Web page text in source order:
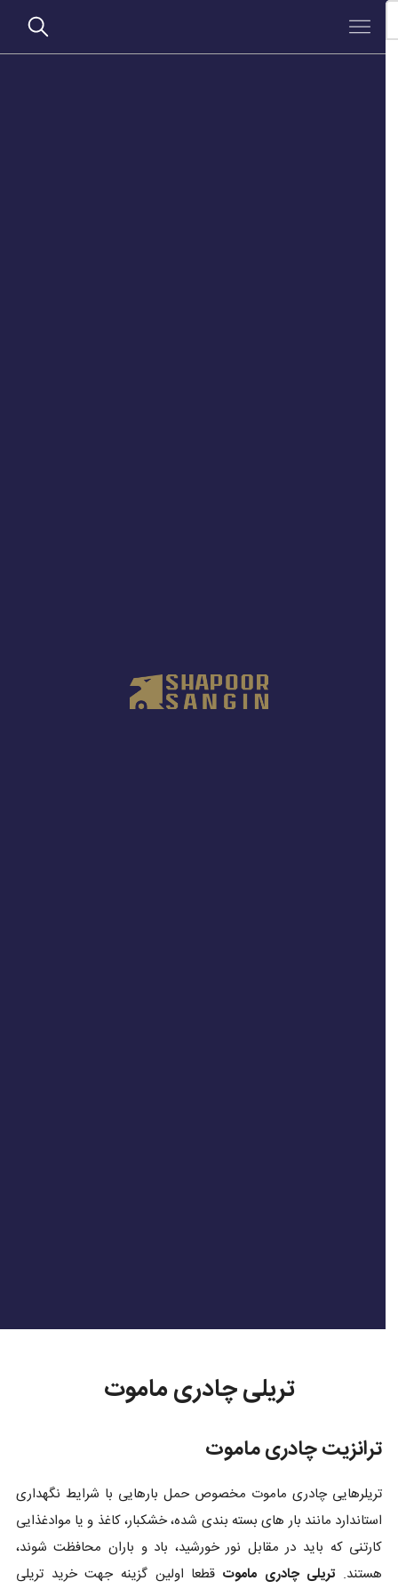
تریلی چادری ماموت
ترانزیت چادری ماموت
تریلرهایی چادری ماموت مخصوص حمل بارهایی با شرایط نگهداری
استاندارد مانند بار های بسته بندی شده، خشکبار، کاغذ و یا موادغذایی
کارتنی که باید در مقابل نور خورشید، باد و باران محافظت شوند،
هستند.تریلی چادری ماموتقطعا اولین گزینه جهت خرید تریلی